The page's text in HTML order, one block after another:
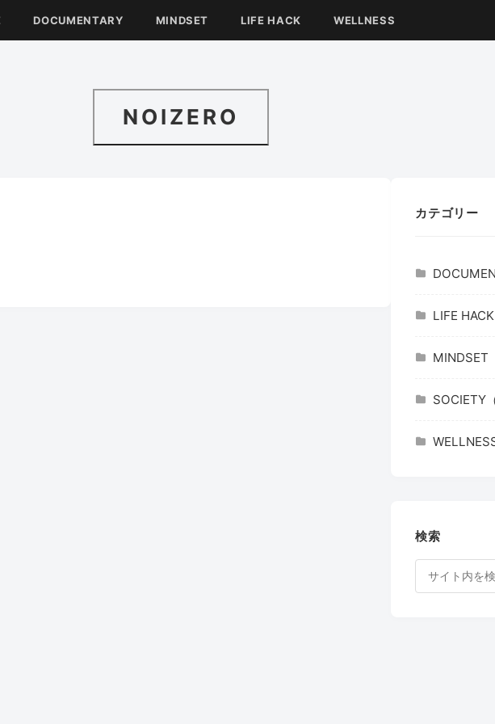
DOCUMENTARY MINDSET LIFE HACK WELLNESS
NOIZERO
カテゴリー
LIFE
MINDSET
SOCIETY
検索